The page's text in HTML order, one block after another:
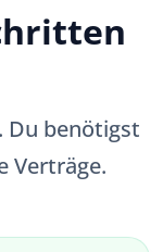
Du benötigst
Verträge.